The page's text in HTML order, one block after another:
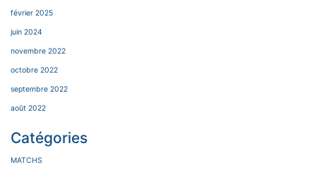
février 2025
juin 2024
novembre 2022
octobre 2022
septembre 2022
août 2022
Catégories
MATCHS